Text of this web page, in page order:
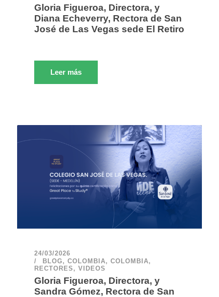
Gloria Figueroa, Directora, y
Diana Echeverry, Rectora de San
José de Las Vegas sede El Retiro
Leer más
24/03/2026
BLOG, COLOMBIA, COLOMBIA,
RECTORES , VIDEOS
Gloria Figueroa, Directora, y
Sandra Gómez, Rectora de San